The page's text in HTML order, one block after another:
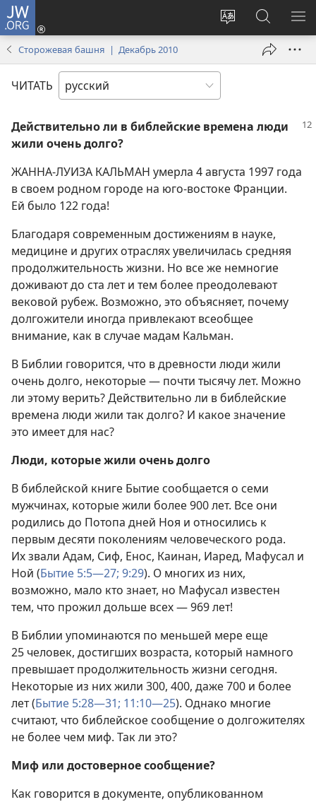
JW.ORG
Изменить
Войти
(открывается
окне)
Поиск
по
jw.org
Сторожевая башня | Декабрь 2010
ЧИТАТЬ
Действительно ли в библейские времена люди
жили очень долго?
ЖАННА-ЛУИЗА КАЛЬМАН умерла 4 августа 1997 года
в своем родном городе на юго-востоке Франции.
Ей было 122 года!
Благодаря современным достижениям в науке,
медицине и других отраслях увеличилась средняя
продолжительность жизни. Но все же немногие
доживают до ста лет и тем более преодолевают
вековой рубеж. Возможно, это объясняет, почему
долгожители иногда привлекают всеобщее
внимание, как в случае мадам Кальман.
В Библии говорится, что в древности люди жили
очень долго, некоторые — почти тысячу лет. Можно
ли этому верить? Действительно ли в библейские
времена люди жили так долго? И какое значение
это имеет для нас?
Люди, которые жили очень долго
В библейской книге Бытие сообщается о семи
мужчинах, которые жили более 900 лет. Все они
родились до Потопа дней Ноя и относились к
первым десяти поколениям человеческого рода.
Их звали Адам, Сиф, Енос, Каинан, Иаред, Мафусал и
Ной (Бытие 5:5—27; 9:29). О многих из них,
возможно, мало кто знает, но Мафусал известен
тем, что прожил дольше всех — 969 лет!
В Библии упоминаются по меньшей мере еще
25 человек, достигших возраста, который намного
превышает продолжительность жизни сегодня.
Некоторые из них жили 300, 400, даже 700 и более
лет (Бытие 5:28—31; 11:10—25). Однако многие
считают, что библейское сообщение о долгожителях
не более чем миф. Так ли это?
Миф или достоверное сообщение?
Как говорится в документе, опубликованном